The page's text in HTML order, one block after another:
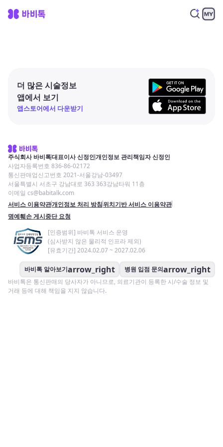
더 많은 시술정보
앱에서 보기
앱스토어에서 다운받기
주식회사 바비톡대표이사 신정인개인정보 관리책임자 신정인
사업자등록번호 836-86-02172
통신판매업신고번호 2021-서울강남-03497
서울특별시 서초구 강남대로 363 363강남타워 11층
이메일 cs@babitalk.com
서비스 이용약관개인정보 처리 방침위치기반 서비스 이용약관
명예훼손 게시중단 요청
[인증범위] 바비톡 서비스 운영
(심사받지 않은 물리적 인프라 제외)
[유효기간] 2024.02.07 ~ 2027.02.06
바비톡 알아보기arrow_right 병원 입점 문의arrow_right
바비톡은 통신판매의 당사자가 아니므로, 의료기관이 등록한 시/수술 정보 및
거래 등에 대해 책임을 지지 않습니다.